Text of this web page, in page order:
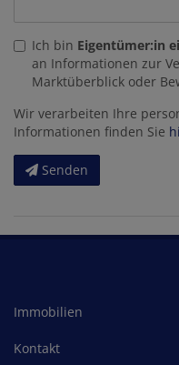
Ich bin Eigentümer:in
an Informationen zur
Marktüberblick oder
Wir verarbeiten Ihre
Informationen finden Sie
Senden
Immobilien
Kontakt